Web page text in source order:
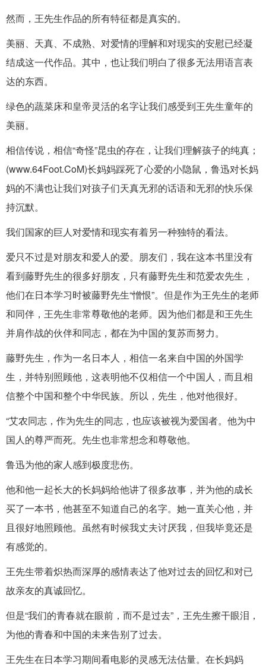
然而，王先生作品的所有特征都是真实的。
美丽、天真、不成熟、对爱情的理解和对现实的安慰已经凝
结成这一代作品。其中，也让我们明白了很多无法用语言表
达的东西。
绿色的蔬菜床和皇帝灵活的名字让我们感受到王先生童年的
美丽。
相信传说，相信“奇怪”昆虫的存在，让我们理解孩子的纯真；
(www.64Foot.CoM)长妈妈踩死了心爱的小隐鼠，鲁迅对长妈
妈的不满也让我们对孩子们天真无邪的话语和无邪的快乐保
持沉默。
我们国家的巨人对爱情和现实有着另一种独特的看法。
爱只不过是对朋友和爱人的爱。朋友们，我在这本书里没有
看到藤野先生的很多好朋友，只有藤野先生和范爱农先生，
他们在日本学习时被藤野先生“憎恨”。但是作为王先生的老师
和同伴，王先生非常尊敬他的老师。因为他们都是和王先生
并肩作战的伙伴和同志，都在为中国的复苏而努力。
藤野先生，作为一名日本人，相信一名来自中国的外国学
生，并特别照顾他，这表明他不仅相信一个中国人，而且相
信整个中国和整个中华民族。所以，先生，他对他很好。
“艾农同志，作为先生的同志，也应该被视为爱国者。他为中
国人的尊严而死。先生也非常想念和尊敬他。
鲁迅为他的家人感到极度悲伤。
他和他一起长大的长妈妈给他讲了很多故事，并为他的成长
买了一本书，他甚至不知道自己的名字。她一直关心他，并
且很好地照顾他。虽然有时候我丈夫讨厌我，但我毕竟还是
有感觉的。
王先生带着炽热而深厚的感情表达了他对过去的回忆和对已
故亲友的真诚回忆。
但是“我们的青春就在眼前，而不是过去”，王先生擦干眼泪，
为他的青春和中国的未来告别了过去。
王先生在日本学习期间看电影的灵感无法估量。在长妈妈